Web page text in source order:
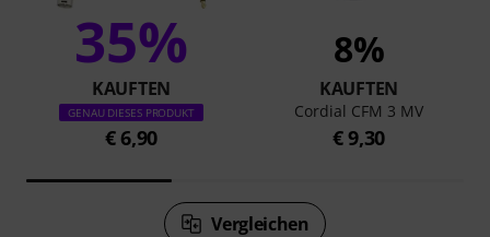
35%
KAUFTEN
GENAU DIESES PRODUKT
€ 6,90
8%
KAUFTEN
Cordial CFM 3 MV
€ 9,30
Vergleichen